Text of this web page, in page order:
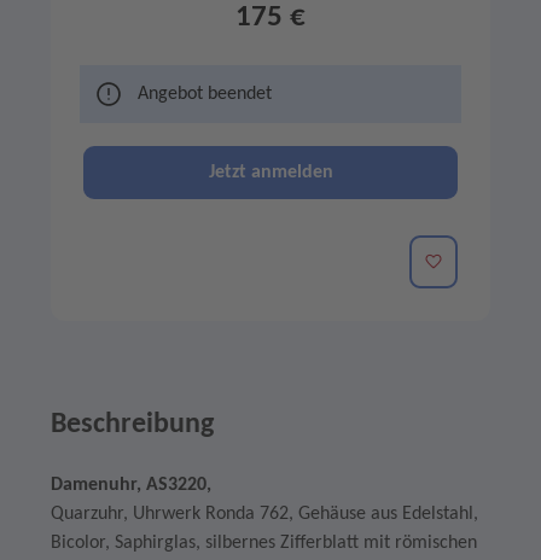
175 €
Angebot beendet
Jetzt anmelden
Merken
Beschreibung
Damenuhr, AS3220,
Quarzuhr, Uhrwerk Ronda 762, Gehäuse aus Edelstahl,
Bicolor, Saphirglas, silbernes Zifferblatt mit römischen